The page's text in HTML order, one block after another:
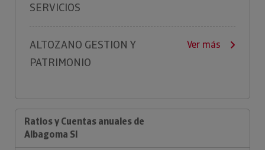
SERVICIOS
ALTOZANO GESTION Y
PATRIMONIO
Ver más
Ratios y Cuentas anuales de
Albagoma Sl